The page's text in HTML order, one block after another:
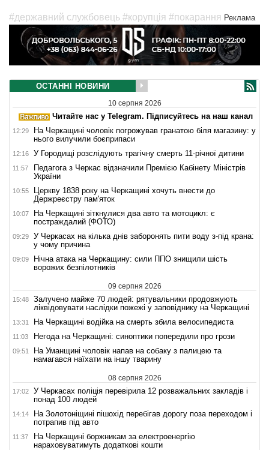
#державний службовець #корупція #покарання Реклама
ОСТАННІ НОВИНИ
10 серпня 2026
Читайте нас у Telegram. Підписуйтесь на наш канал
12:29
На Черкащині чоловік погрожував гранатою біля магазину: у
нього вилучили боєприпаси
12:16 У Городищі розслідують трагічну смерть 11-річної дитини
11:57
Педагога з Черкас відзначили Премією Кабінету Міністрів
України
10:55
Церкву 1838 року на Черкащині хочуть внести до
Держреєстру пам'яток
10:07
На Черкащині зіткнулися два авто та мотоцикл: є
постраждалий (ФОТО)
09:29
У Черкасах на кілька днів заборонять пити воду з-під крана:
у чому причина
09:09
Нічна атака на Черкащину: сили ППО знищили шість
ворожих безпілотників
09 серпня 2026
15:48
Залучено майже 70 людей: рятувальники продовжують
ліквідовувати наслідки пожежі у заповіднику на Черкащині
13:31 На Черкащині водійка на смерть збила велосипедиста
11:03 Негода на Черкащині: синоптики попередили про грози
09:51
На Уманщині чоловік напав на собаку з палицею та
намагався наїхати на іншу тварину
08 серпня 2026
17:02
У Черкасах поліція перевірила 12 розважальних закладів і
понад 100 людей
14:14
На Золотоніщині пішохід перебігав дорогу поза переходом і
потрапив під авто
11:37
На Черкащині боржникам за електроенергію
нараховуватимуть додаткові кошти